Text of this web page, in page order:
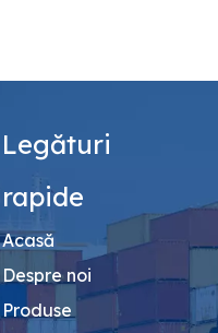
Legături
rapide
Acasă
Despre noi
Produse